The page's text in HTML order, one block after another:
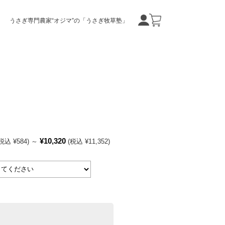
うさぎ専門農家“オジマ”の「うさぎ牧草塾」
込 ¥584) ～ ¥10,320 (税込 ¥11,352)